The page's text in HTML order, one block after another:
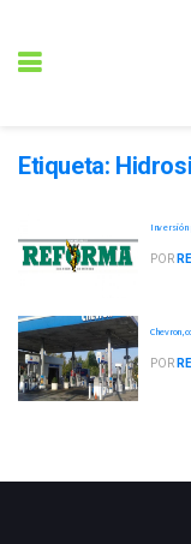
Etiqueta:
Inversión
POR
Chevron,
POR